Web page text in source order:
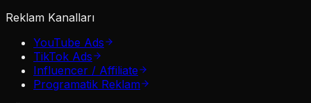
Reklam Kanalları
YouTube Ads
TikTok Ads
Influencer / Affiliate
Programatik Reklam